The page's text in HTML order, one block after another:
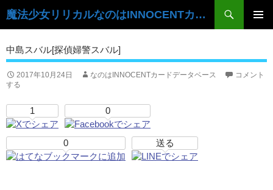
魔法少女リリカルなのはINNOCENTカードデータベース
検
索
イ
ン
テ
ン
ツ
へ
ッ
プ
中島スバル[探偵婦警スバル]
2017年10月24日 なのはINNOCENTカードデータベース
コメント
する
1 0
0 送る